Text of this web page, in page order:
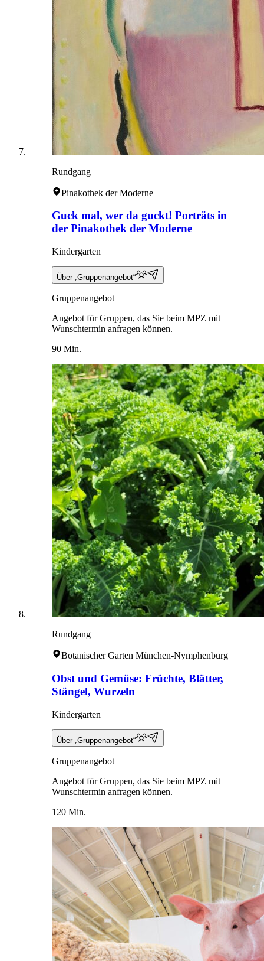
Rundgang
Pinakothek der Moderne
Guck mal, wer da guckt! Porträts in
der Pinakothek der Moderne
Kindergarten
Über „Gruppenangebot“
Gruppenangebot
Angebot für Gruppen, das Sie beim MPZ mit
Wunschtermin anfragen können.
90 Min.
Rundgang
Botanischer Garten München-Nymphenburg
Obst und Gemüse: Früchte, Blätter,
Stängel, Wurzeln
Kindergarten
Über „Gruppenangebot“
Gruppenangebot
Angebot für Gruppen, das Sie beim MPZ mit
Wunschtermin anfragen können.
120 Min.